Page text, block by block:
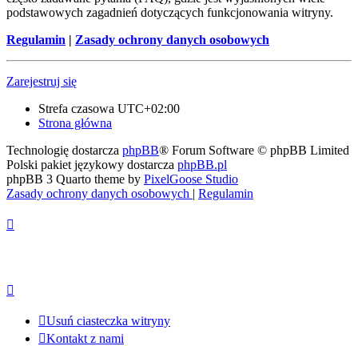
podstawowych zagadnień dotyczących funkcjonowania witryny.
Regulamin | Zasady ochrony danych osobowych
Zarejestruj się
Strefa czasowa UTC+02:00
Strona główna
Technologię dostarcza phpBB® Forum Software © phpBB Limited
Polski pakiet językowy dostarcza phpBB.pl
phpBB 3 Quarto theme by PixelGoose Studio
Zasady ochrony danych osobowych | Regulamin
Usuń ciasteczka witryny
Kontakt z nami